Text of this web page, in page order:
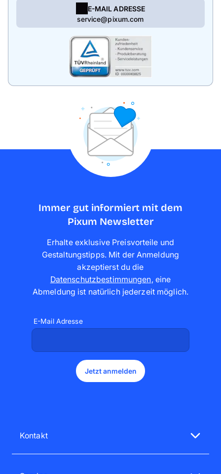
E-MAIL ADRESSE
service@pixum.com
Immer gut informiert mit dem
Pixum Newsletter
Erhalte exklusive Preisvorteile und
Gestaltungstipps. Mit der Anmeldung
akzeptierst du die
Datenschutzbestimmungen, eine
Abmeldung ist natürlich jederzeit möglich.
E-Mail Adresse
Jetzt anmelden
Kontakt
Unsere Service-Mitarbeiter sind gerne für dich da